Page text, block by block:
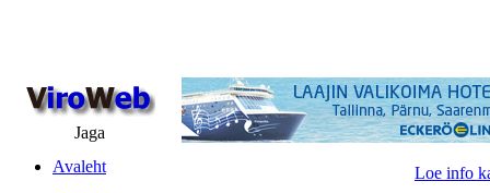
Jaga
Avaleht
Loe info